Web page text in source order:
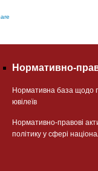
Нормативно-
Нормативна база щодо
ювілеїв
Нормативно-правові
політику у сфері